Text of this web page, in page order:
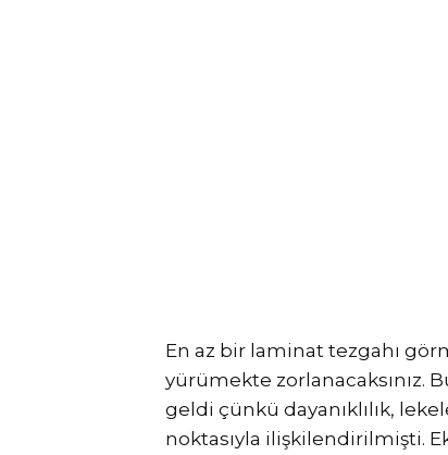
En az bir laminat tezgahı
yürümekte zorlanacaksınız.
geldi çünkü dayanıklılık,
noktasıyla ilişkilendirilmişti.